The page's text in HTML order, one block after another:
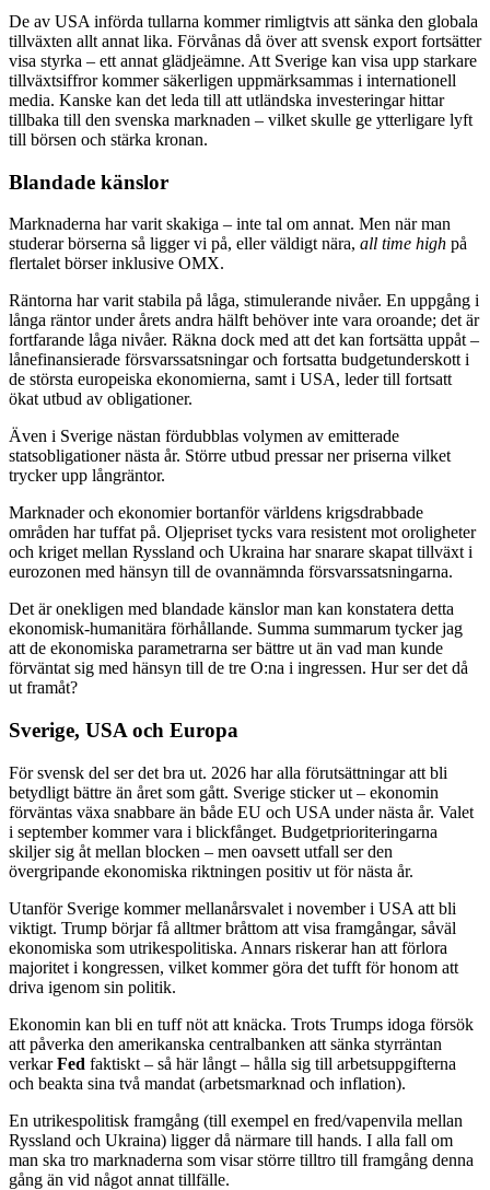
De av USA införda tullarna kommer rimligtvis att sänka den globala
tillväxten allt annat lika. Förvånas då över att svensk export fortsätter
visa styrka – ett annat glädjeämne. Att Sverige kan visa upp starkare
tillväxtsiffror kommer säkerligen uppmärksammas i internationell
media. Kanske kan det leda till att utländska investeringar hittar
tillbaka till den svenska marknaden – vilket skulle ge ytterligare lyft
till börsen och stärka kronan.
Blandade känslor
Marknaderna har varit skakiga – inte tal om annat. Men när man
studerar börserna så ligger vi på, eller väldigt nära, all time high på
flertalet börser inklusive OMX.
Räntorna har varit stabila på låga, stimulerande nivåer. En uppgång i
långa räntor under årets andra hälft behöver inte vara oroande; det är
fortfarande låga nivåer. Räkna dock med att det kan fortsätta uppåt –
lånefinansierade försvarssatsningar och fortsatta budgetunderskott i
de största europeiska ekonomierna, samt i USA, leder till fortsatt
ökat utbud av obligationer.
Även i Sverige nästan fördubblas volymen av emitterade
statsobligationer nästa år. Större utbud pressar ner priserna vilket
trycker upp långräntor.
Marknader och ekonomier bortanför världens krigsdrabbade
områden har tuffat på. Oljepriset tycks vara resistent mot oroligheter
och kriget mellan Ryssland och Ukraina har snarare skapat tillväxt i
eurozonen med hänsyn till de ovannämnda försvarssatsningarna.
Det är onekligen med blandade känslor man kan konstatera detta
ekonomisk-humanitära förhållande. Summa summarum tycker jag
att de ekonomiska parametrarna ser bättre ut än vad man kunde
förväntat sig med hänsyn till de tre O:na i ingressen. Hur ser det då
ut framåt?
Sverige, USA och Europa
För svensk del ser det bra ut. 2026 har alla förutsättningar att bli
betydligt bättre än året som gått. Sverige sticker ut – ekonomin
förväntas växa snabbare än både EU och USA under nästa år. Valet
i september kommer vara i blickfånget. Budgetprioriteringarna
skiljer sig åt mellan blocken – men oavsett utfall ser den
övergripande ekonomiska riktningen positiv ut för nästa år.
Utanför Sverige kommer mellanårsvalet i november i USA att bli
viktigt. Trump börjar få alltmer bråttom att visa framgångar, såväl
ekonomiska som utrikespolitiska. Annars riskerar han att förlora
majoritet i kongressen, vilket kommer göra det tufft för honom att
driva igenom sin politik.
Ekonomin kan bli en tuff nöt att knäcka. Trots Trumps idoga försök
att påverka den amerikanska centralbanken att sänka styrräntan
verkarFed faktiskt – så här långt – hålla sig till arbetsuppgifterna
och beakta sina två mandat (arbetsmarknad och inflation).
En utrikespolitisk framgång (till exempel en fred/vapenvila mellan
Ryssland och Ukraina) ligger då närmare till hands. I alla fall om
man ska tro marknaderna som visar större tilltro till framgång denna
gång än vid något annat tillfälle.